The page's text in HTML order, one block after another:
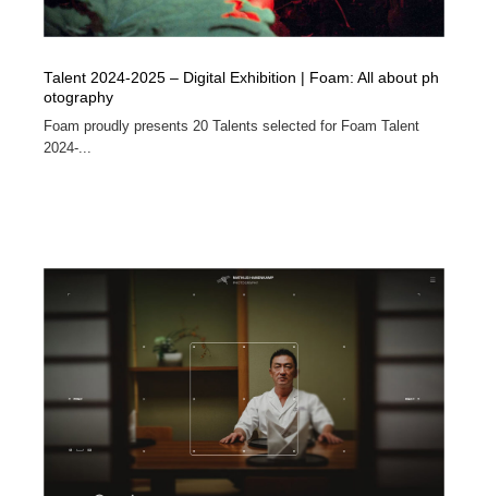
Talent 2024-2025 – Digital Exhibition | Foam: All about ph
otography
Foam proudly presents 20 Talents selected for Foam Talent
2024-...